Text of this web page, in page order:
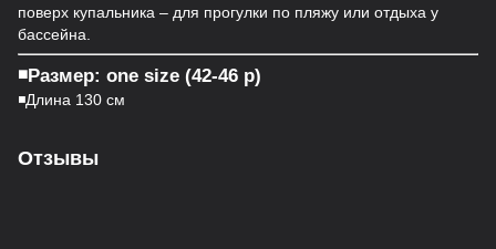
поверх купальника – для прогулки по пляжу или отдыха у
бассейна.
◾️Размер: one size (42-46 р)
◾️Длина 130 см
Отзывы